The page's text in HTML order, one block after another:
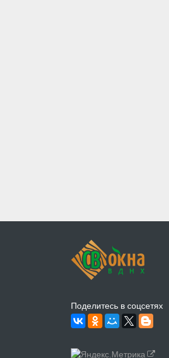
Поделитесь в соцсетях